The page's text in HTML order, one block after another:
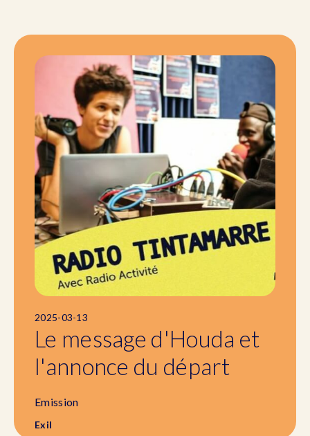
2025-03-13
Le message d'Houda et
l'annonce du départ
Emission
Exil